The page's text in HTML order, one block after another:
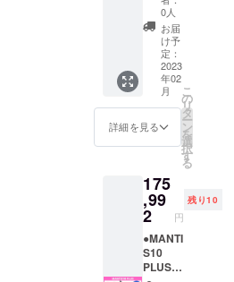
同意し
ます。
↑ ↑ ↑ ↑
↑ ↑ ↑ ↑
クボー
ドは、
原動機
付自転
車（原
付1種）
である
という
ことを
理解し
た上
路交通
法を
守って
安全に
乗りま
す」 上
記2点に
↓ 「当
プロ
ジェク
トの 支
援者 で
ある私
は、事
前にナ
ンバー
プレー
ト登録
賠責保
険へ加
入し、
実行者
へ確認
写真を
送付し
みいた
だき、
ご理解
の上、
ご同意
される
場合
は、下
記の文
章を
【備考
コピー
＆ペー
ストし
てくだ
さい。
↓ ↓ ↓ ↓
↓ ↓ ↓ ↓
考欄】
の記載
がない
と支援
ができ
ませ
ん。ま
た製品
をお送
りする
ことが
せん。
個人情
報は厳
守いた
しま
す。
※ 下記
記を必
ずお読
みくだ
さい＞
MANTI
S10
PLUSは
公道仕
様の電
動キッ
クボー
す。法
律上、
原動機
付自転
車（原
付1種）
となり
ト：1個
※ナン
バープ
レート
登録に
必要な
原動機
付自転
車販売
証明書
は、
式でご
登録の
メール
アドレ
ス宛に
お送り
いたし
離島に
なる場
合は、
追加送
料が必
要で
す。配
送オプ
ション
を必ず
ご購入
い。 ブ
ルー/標
準タイ
ヤ ：1
台 撥水
バッグ
：1個
Ready
Pack
【各色
限定10
台】 販
売予定
価格
￥219,9
90（税
→
￥175,9
92（税
込・送
料込）
※発送先
が北海
0人
お届
け予
定：
2023
年02
月
詳細を見る
こ
の
リ
タ
ー
ン
を
選
択
す
る
175
,99
2 円
残り10
●MANTI
S10
PLUS